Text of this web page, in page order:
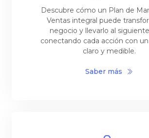
Descubre cómo un Plan de
Ventas integral puede
negocio y llevarlo al
conectando cada acción con
claro y medible.
Saber más